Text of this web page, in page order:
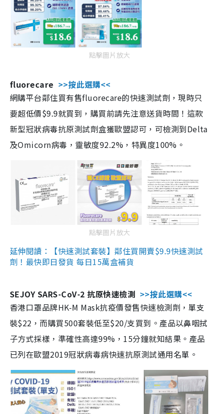
點擊圖片放大
fluorecare >>按此選購<<
網購平台鄰住買有售fluorecare的快速測試劑，現時只
要超低價$9.9就買到，購買前請先注意送貨時間！這款
新型冠狀病毒抗原測試劑盒獲歐盟認可，可檢測到Delta
及Omicorn病毒，靈敏度92.2%，特異度100%。
點擊圖片放大
延伸閱讀：【快速測試套裝】鄰住買開賣$9.9快速測試
劑！最快即日發貨 每日15萬盒補貨
SEJOY SARS-CoV-2 抗原快速檢測 >>按此選購<<
香港口罩品牌HK-M Mask抗疫價發售快速檢測劑，單支
裝$22，而購買500套裝低至$20/支買到。產品以鼻咽拭
子方式採樣，準確性高達99%，15分鐘就知結果。產品
已列在歐盟2019冠狀病毒病快速抗原測試通用名單。